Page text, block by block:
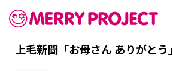
上毛新聞「お母さん ありがとう」